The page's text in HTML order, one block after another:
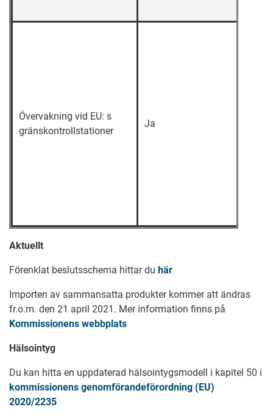
Övervakning vid EU: s
gränskontrollstationer
Ja
Aktuellt
Förenklat beslutsschema hittar du här
Importen av sammansatta produkter kommer att ändras
fr.o.m. den 21 april 2021. Mer information finns på
Kommissionens webbplats
Hälsointyg
Du kan hitta en uppdaterad hälsointygsmodell i kapitel 50 i
kommissionens genomförandeförordning (EU)
2020/2235